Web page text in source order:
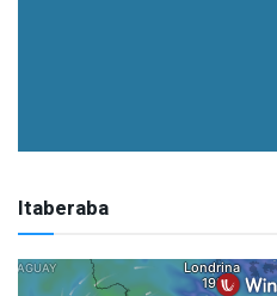
Itaberaba